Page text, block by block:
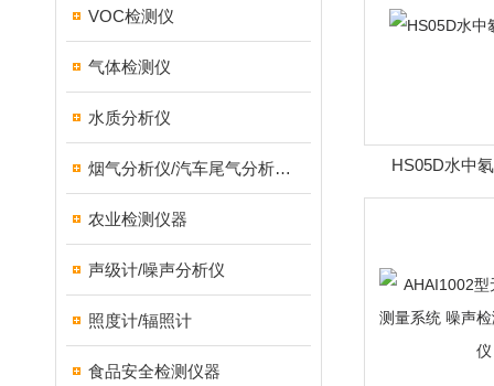
VOC检测仪
气体检测仪
水质分析仪
烟气分析仪/汽车尾气分析仪/转速表/汽车维修检测设备
农业检测仪器
声级计/噪声分析仪
照度计/辐照计
食品安全检测仪器
HS05D水中